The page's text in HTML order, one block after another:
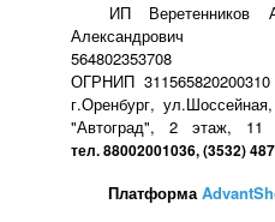
ИП Веретенников
564802353708
ОГРНИП
г.Оренбург,
"Автоград", 2 этаж, 11
тел. 88002001036, (3532)
Платформа